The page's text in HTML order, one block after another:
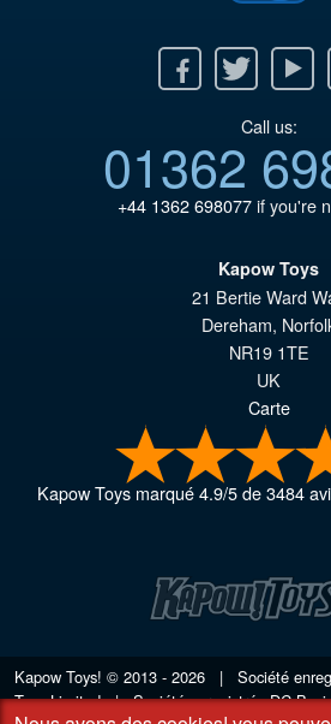
Twitter Youtube Ebay
Call us:
01362
+44 1362 698077if you're
Kapow Toys
21 Bertie Ward
Dereham,
NR19 1TE
UK
Carte
Kapow Toysmarqué4.9/5de3484
Kapow Toys! © 2013 - 2026 | Société
Toys Limited | Société enregistrée DC